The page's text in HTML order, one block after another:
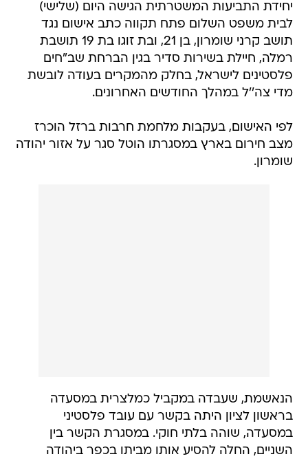
יחידת התביעות המשטרתית הגישה היום (שלישי)
לבית משפט השלום פתח תקווה כתב אישום נגד
תושב קרני שומרון, בן 21, ובת זוגו בת 19 תושבת
רמלה, חיילת בשירות סדיר בגין הברחת שב"חים
פלסטינים לישראל, בחלק מהמקרים בעודה לובשת
מדי צה''ל במהלך החודשים האחרונים.
לפי האישום, בעקבות מלחמת חרבות ברזל הוכרז
מצב חירום בארץ במסגרתו הוטל סגר על אזור יהודה
שומרון.
הנאשמת, שעבדה במקביל כמלצרית במסעדה
בראשון לציון היתה בקשר עם עובד פלסטיני
במסעדה, שוהה בלתי חוקי. במסגרת הקשר בין
השניים, החלה להסיע אותו מביתו בכפר ביהודה